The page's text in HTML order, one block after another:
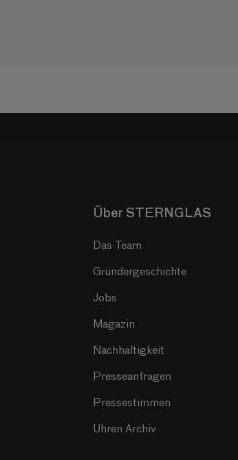
Über STERNGLAS
Das Team
Gründergeschichte
Jobs
Magazin
Nachhaltigkeit
Presseanfragen
Pressestimmen
Uhren Archiv